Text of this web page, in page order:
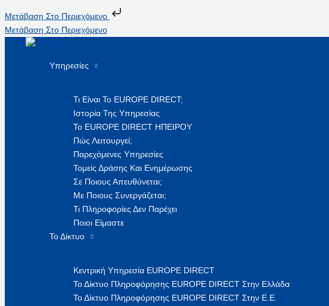
Μετάβαση Στο Περιεχόμενο
Μετάβαση Στο Περιεχόμενο
Υπηρεσίες
Τι Είναι Το EUROPE DIRECT;
Ιστορία Της Υπηρεσίας
Το EUROPE DIRECT ΗΠΕΙΡΟΥ
Πώς Λειτουργεί;
Παρεχόμενες Υπηρεσίες
Τομείς Δράσης Και Ενημέρωσης
Σε Ποιους Απευθύνεται;
Με Ποιους Συνεργάζεται;
Τι Πληροφορίες Δεν Παρέχει
Ποιοι Είμαστε
Το Δίκτυο
Κεντρική Υπηρεσία EUROPE DIRECT
Το Δίκτυο Πληροφόρησης EUROPE DIRECT Στην Ελλάδα
Το Δίκτυο Πληροφόρησης EUROPE DIRECT Στην Ε.Ε.